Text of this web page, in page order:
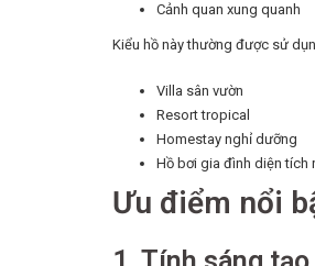
Cảnh quan xung quanh
Kiểu hồ này thường được sử
Villa sân vườn
Resort tropical
Homestay nghỉ dưỡng
Hồ bơi gia đình diện tích
Ưu điểm nổi